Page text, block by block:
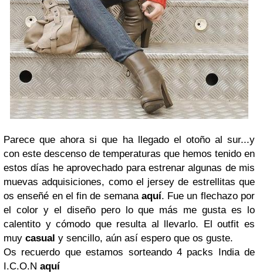
Parece que ahora si que ha llegado el otoño al sur...y
con este descenso de temperaturas que hemos tenido en
estos días he aprovechado para estrenar algunas de mis
muevas adquisiciones, como el jersey de estrellitas que
os enseñé en el fin de semana aquí. Fue un flechazo por
el color y el diseño pero lo que más me gusta es lo
calentito y cómodo que resulta al llevarlo. El outfit es
muy casual y sencillo, aún así espero que os guste.
Os recuerdo que estamos sorteando 4 packs India de
I.C.O.N aquí